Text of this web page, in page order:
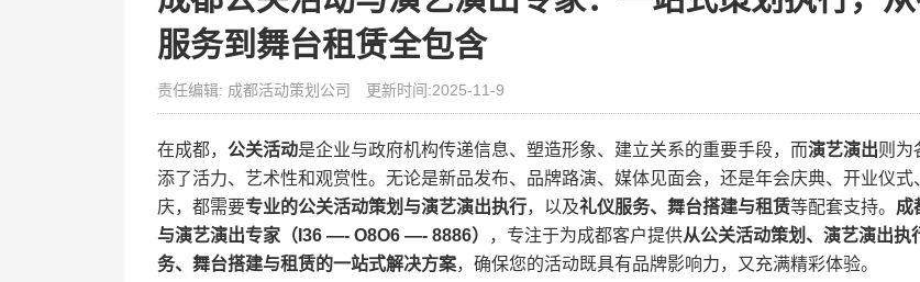
服务到舞台租赁全包含
责任编辑: 成都活动策划公司 更新时间:2025-11-9
在成都，​ ​公关活动​​是企业与政府机构传递信息、塑造形象、建立关系的重要手段，而​​演艺演出​则为
添了活力、艺术性和观赏性。无论是新品发布、品牌路演、媒体见面会，还是年会庆典、开业仪式
庆，都需要​​专业的公关活动策划与演艺演出执行​​，以及​​礼仪服务、舞台搭建与租赁​​等配套支持。​ 成
与演艺演出专家（I36 —- O8O6 —- 8886）​
​，专注于为成都客户提供​从公关活动策划、演艺演出执
务、舞台搭建与租赁的一站式解决方案​​，确保您的活动既具有品牌影响力，又充满精彩体验。